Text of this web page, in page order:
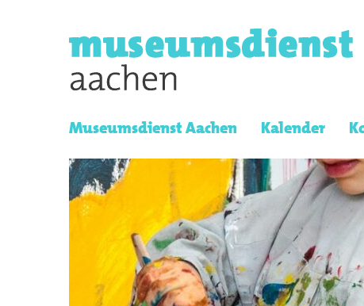
Museumsdienst Aachen Kalender